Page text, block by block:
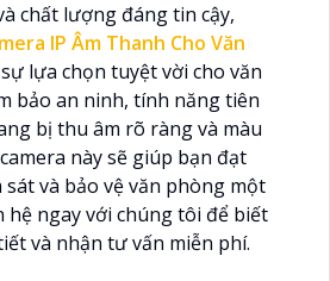
chất lượng đáng tin cậy,
IP Âm Thanh Cho Văn
lựa chọn tuyệt vời cho văn
bảo an ninh, tính năng tiên
bị thu âm rõ ràng và màu
này sẽ giúp bạn đạt
và bảo vệ văn phòng một
hệ ngay với chúng tôi để biết
và nhận tư vấn miễn phí.